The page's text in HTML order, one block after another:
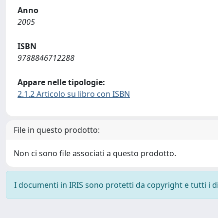
Anno
2005
ISBN
9788846712288
Appare nelle tipologie:
2.1.2 Articolo su libro con ISBN
File in questo prodotto:
Non ci sono file associati a questo prodotto.
I documenti in IRIS sono protetti da copyright e tutti i